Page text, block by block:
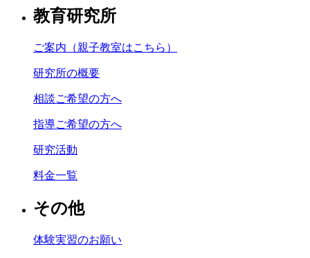
教育研究所
ご案内（親子教室はこちら）
研究所の概要
相談ご希望の方へ
指導ご希望の方へ
研究活動
料金一覧
その他
体験実習のお願い